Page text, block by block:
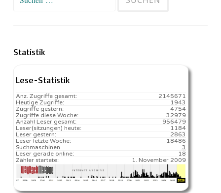
Statistik
Lese-Statistik
2145671
Anz. Zugriffe gesamt:
1943
Heutige Zugriffe:
4754
Zugriffe gestern:
32979
Zugriffe diese Woche:
956479
Anzahl Leser gesamt:
1184️
Leser(sitzungen) heute:
2863
Leser gestern:
18486️
Leser letzte Woche:
3
Suchmaschinen
18
Leser gerade online:
1. November 2009
Zähler startete: